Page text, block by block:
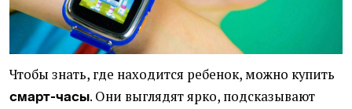
Чтобы знать, где находится ребенок, можно купить
смарт-часы. Они выглядят ярко, подсказывают